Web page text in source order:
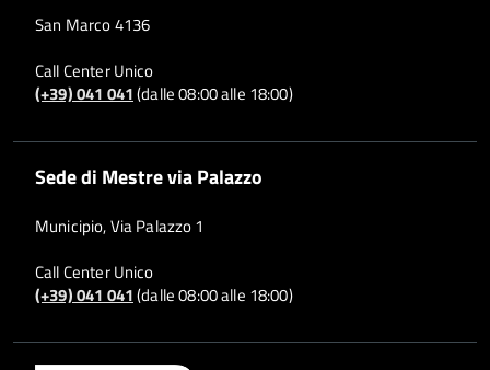
San Marco 4136
Call Center Unico
(+39) 041 041(dalle 08:00 alle 18:00)
Sede di Mestre via Palazzo
Municipio, Via Palazzo 1
Call Center Unico
(+39) 041 041(dalle 08:00 alle 18:00)